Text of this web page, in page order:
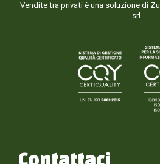
Vendite tra privati è una soluzione di
srl
Contattaci